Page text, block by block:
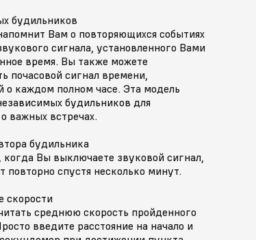
будильников
Вам о повторяющихся событиях
сигнала, установленного Вами
время. Вы также можете
почасовой сигнал времени,
каждом полном часе. Эта модель
будильников для
важных встречах.
будильника
Вы выключаете звуковой сигнал,
повторно спустя несколько минут.
скорости
среднюю скорость пройденного
введите расстояние на начало и